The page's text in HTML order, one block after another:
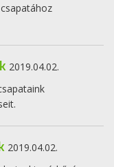
2019.04.02.
2019.04.02.